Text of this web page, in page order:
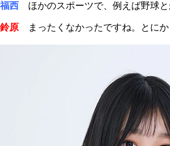
福西 ほかのスポーツで、例えば野球
鈴原 まったくなかったですね。とにか